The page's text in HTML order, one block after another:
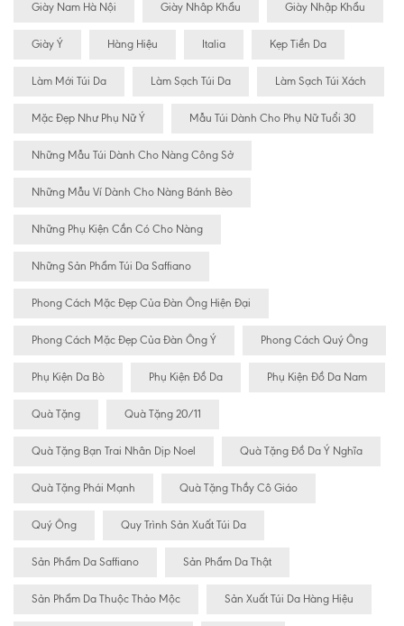
Giày Nam Hà Nội Giày Nhâp Khẩu Giày Nhập Khẩu
Giày Ý Hàng Hiệu Italia Kẹp Tiền Da
Làm Mới Túi Da Làm Sạch Túi Da Làm Sạch Túi Xách
Mặc Đẹp Như Phụ Nữ Ý Mẫu Túi Dành Cho Phụ Nữ Tuổi 30
Những Mẫu Túi Dành Cho Nàng Công Sở
Những Mẫu Ví Dành Cho Nàng Bánh Bèo
Những Phụ Kiện Cần Có Cho Nàng
Những Sản Phẩm Túi Da Saffiano
Phong Cách Mặc Đẹp Của Đàn Ông Hiện Đại
Phong Cách Mặc Đẹp Của Đàn Ông Ý Phong Cách Quý Ông
Phụ Kiện Da Bò Phụ Kiện Đồ Da Phụ Kiện Đồ Da Nam
Quà Tặng Quà Tặng 20/11
Quà Tặng Bạn Trai Nhân Dịp Noel Quà Tặng Đồ Da Ý Nghĩa
Quà Tặng Phái Mạnh Quà Tặng Thầy Cô Giáo
Quý Ông Quy Trình Sản Xuất Túi Da
Sản Phẩm Da Saffiano Sản Phẩm Da Thật
Sản Phẩm Da Thuộc Thảo Mộc Sản Xuất Túi Da Hàng Hiệu